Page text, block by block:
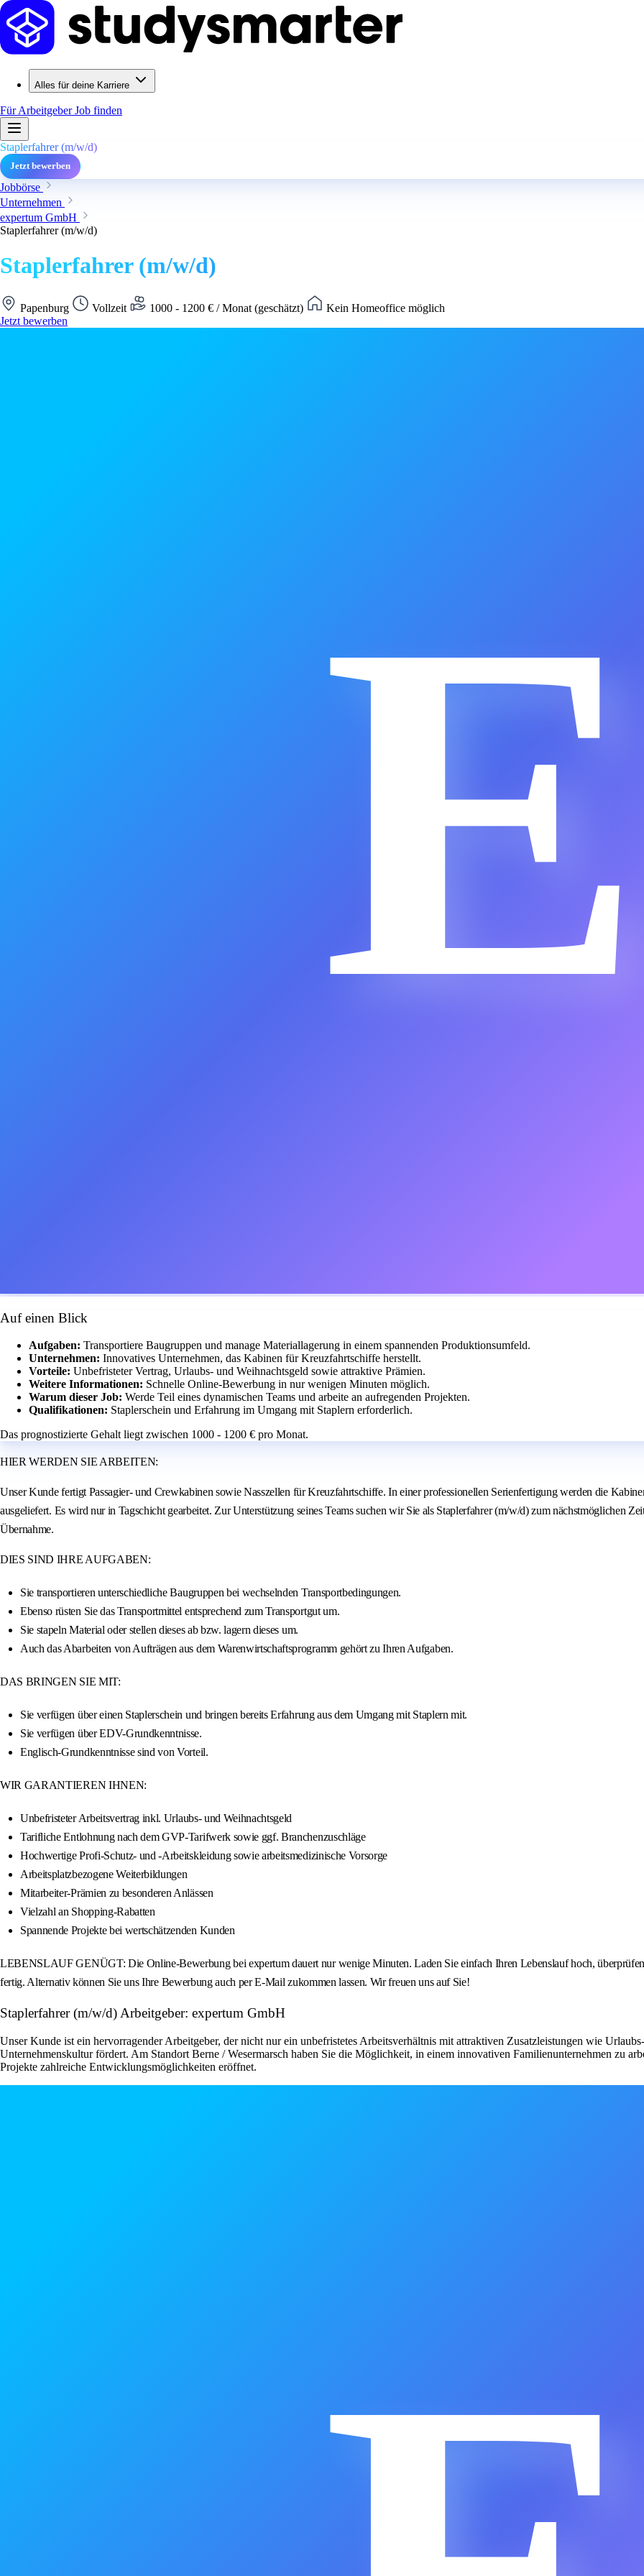
Alles für deine Karriere
Für ArbeitgeberJob finden
Staplerfahrer (m/w/d)
Jetzt bewerben
Jobbörse
Unternehmen
expertum GmbH
Staplerfahrer (m/w/d)
Staplerfahrer (m/w/d)
Papenburg Vollzeit 1000 - 1200 € / Monat (geschätzt)
Kein Homeoffice möglich
Jetzt bewerben
E
Auf einen Blick
Aufgaben: Transportiere Baugruppen und manage Materiallagerung in einem spannenden Produktionsumfeld.
Unternehmen: Innovatives Unternehmen, das Kabinen für Kreuzfahrtschiffe herstellt.
Vorteile: Unbefristeter Vertrag, Urlaubs- und Weihnachtsgeld sowie attraktive Prämien.
Weitere Informationen: Schnelle Online-Bewerbung in nur wenigen Minuten möglich.
Warum dieser Job: Werde Teil eines dynamischen Teams und arbeite an aufregenden Projekten.
Qualifikationen: Staplerschein und Erfahrung im Umgang mit Staplern erforderlich.
Das prognostizierte Gehalt liegt zwischen 1000 - 1200 € pro Monat.
HIER WERDEN SIE ARBEITEN:
Unser Kunde fertigt Passagier- und Crewkabinen sowie Nasszellen für Kreuzfahrtschiffe. In einer professionellen Serienfertigung werden die
ausgeliefert. Es wird nur in Tagschicht gearbeitet. Zur Unterstützung seines Teams suchen wir Sie als Staplerfahrer (m/w/d) zum nächstmöglichen
Übernahme.
DIES SIND IHRE AUFGABEN:
Sie transportieren unterschiedliche Baugruppen bei wechselnden Transportbedingungen.
Ebenso rüsten Sie das Transportmittel entsprechend zum Transportgut um.
Sie stapeln Material oder stellen dieses ab bzw. lagern dieses um.
Auch das Abarbeiten von Aufträgen aus dem Warenwirtschaftsprogramm gehört zu Ihren Aufgaben.
DAS BRINGEN SIE MIT:
Sie verfügen über einen Staplerschein und bringen bereits Erfahrung aus dem Umgang mit Staplern mit.
Sie verfügen über EDV-Grundkenntnisse.
Englisch-Grundkenntnisse sind von Vorteil.
WIR GARANTIEREN IHNEN:
Unbefristeter Arbeitsvertrag inkl. Urlaubs- und Weihnachtsgeld
Tarifliche Entlohnung nach dem GVP-Tarifwerk sowie ggf. Branchenzuschläge
Hochwertige Profi-Schutz- und -Arbeitskleidung sowie arbeitsmedizinische Vorsorge
Arbeitsplatzbezogene Weiterbildungen
Mitarbeiter-Prämien zu besonderen Anlässen
Vielzahl an Shopping-Rabatten
Spannende Projekte bei wertschätzenden Kunden
LEBENSLAUF GENÜGT: Die Online-Bewerbung bei expertum dauert nur wenige Minuten. Laden Sie einfach Ihren Lebenslauf hoch,
fertig. Alternativ können Sie uns Ihre Bewerbung auch per E-Mail zukommen lassen. Wir freuen uns auf Sie!
Staplerfahrer (m/w/d) Arbeitgeber: expertum GmbH
Unser Kunde ist ein hervorragender Arbeitgeber, der nicht nur ein unbefristetes Arbeitsverhältnis mit attraktiven Zusatzleistungen wie
Unternehmenskultur fördert. Am Standort Berne / Wesermarsch haben Sie die Möglichkeit, in einem innovativen Familienunternehmen zu
Projekte zahlreiche Entwicklungsmöglichkeiten eröffnet.